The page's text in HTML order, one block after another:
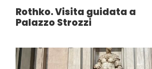
Rothko. Visita guidata a
Palazzo Strozzi